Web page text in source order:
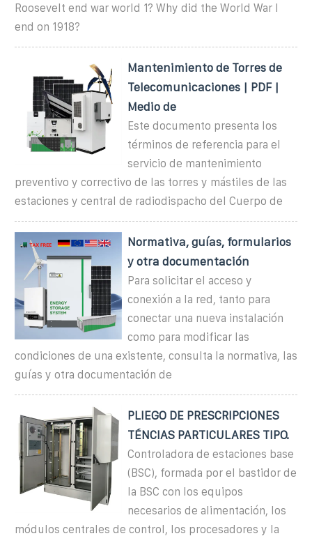
Roosevelt end war world 1? Why did the World War I
end on 1918?
Mantenimiento de Torres de
Telecomunicaciones | PDF |
Medio de
Este documento presenta los
términos de referencia para el
servicio de mantenimiento
preventivo y correctivo de las torres y mástiles de las
estaciones y central de radiodispacho del Cuerpo de
Normativa, guías, formularios
y otra documentación
Para solicitar el acceso y
conexión a la red, tanto para
conectar una nueva instalación
como para modificar las
condiciones de una existente, consulta la normativa, las
guías y otra documentación de
PLIEGO DE PRESCRIPCIONES
TÉNCIAS PARTICULARES TIPO.
Controladora de estaciones base
(BSC), formada por el bastidor de
la BSC con los equipos
necesarios de alimentación, los
módulos centrales de control, los procesadores y la